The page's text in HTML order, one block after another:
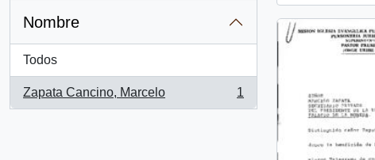
Nombre
Todos
Zapata Cancino, Marcelo
, 1 resultados
1